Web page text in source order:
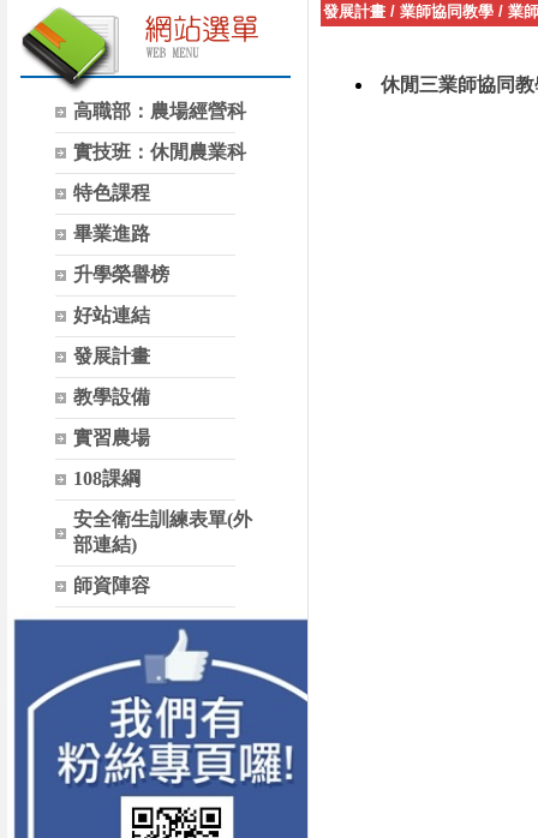
高職部：農場經營科
實技班：休閒農業科
特色課程
畢業進路
升學榮譽榜
好站連結
發展計畫
教學設備
實習農場
108課綱
安全衛生訓練表單(外
部連結)
師資陣容
發展計畫 / 業師協同教學 / 業
休閒三業師協同